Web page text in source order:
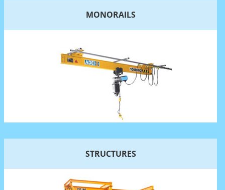
MONORAILS
STRUCTURES